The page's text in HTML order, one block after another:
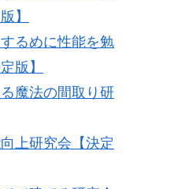
】
るめに性能を勉
版】
魔法の間取り研
上研究会【決定